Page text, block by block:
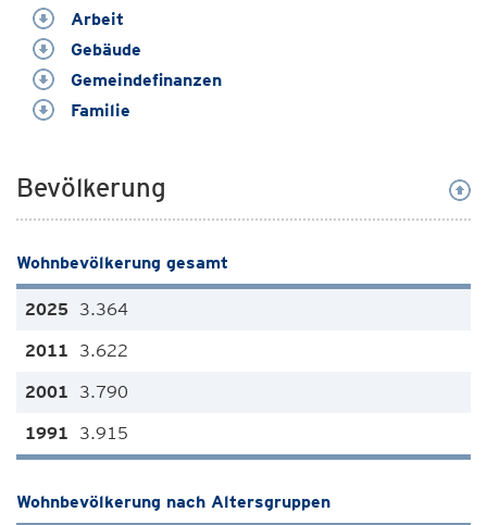
Arbeit
Gebäude
Gemeindefinanzen
Familie
Bevölkerung
Wohnbevölkerung gesamt
3.364
3.622
3.790
3.915
Wohnbevölkerung nach Altersgruppen